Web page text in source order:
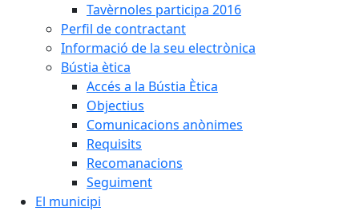
Tavèrnoles participa 2016
Perfil de contractant
Informació de la seu electrònica
Bústia ètica
Accés a la Bústia Ètica
Objectius
Comunicacions anònimes
Requisits
Recomanacions
Seguiment
El municipi